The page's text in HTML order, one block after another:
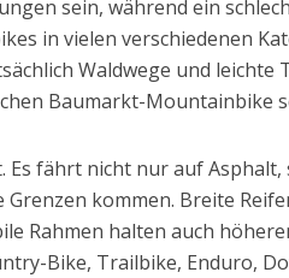
sein, während ein
in vielen verschiedenen
Waldwege und
Baumarkt-Mountainbike
fährt nicht nur auf
kommen. Breite
Rahmen halten auch
Bike, Trailbike, Enduro,